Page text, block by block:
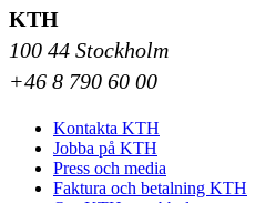
KTH
100 44 Stockholm
+46 8 790 60 00
Kontakta KTH
Jobba på KTH
Press och media
Faktura och betalning KTH